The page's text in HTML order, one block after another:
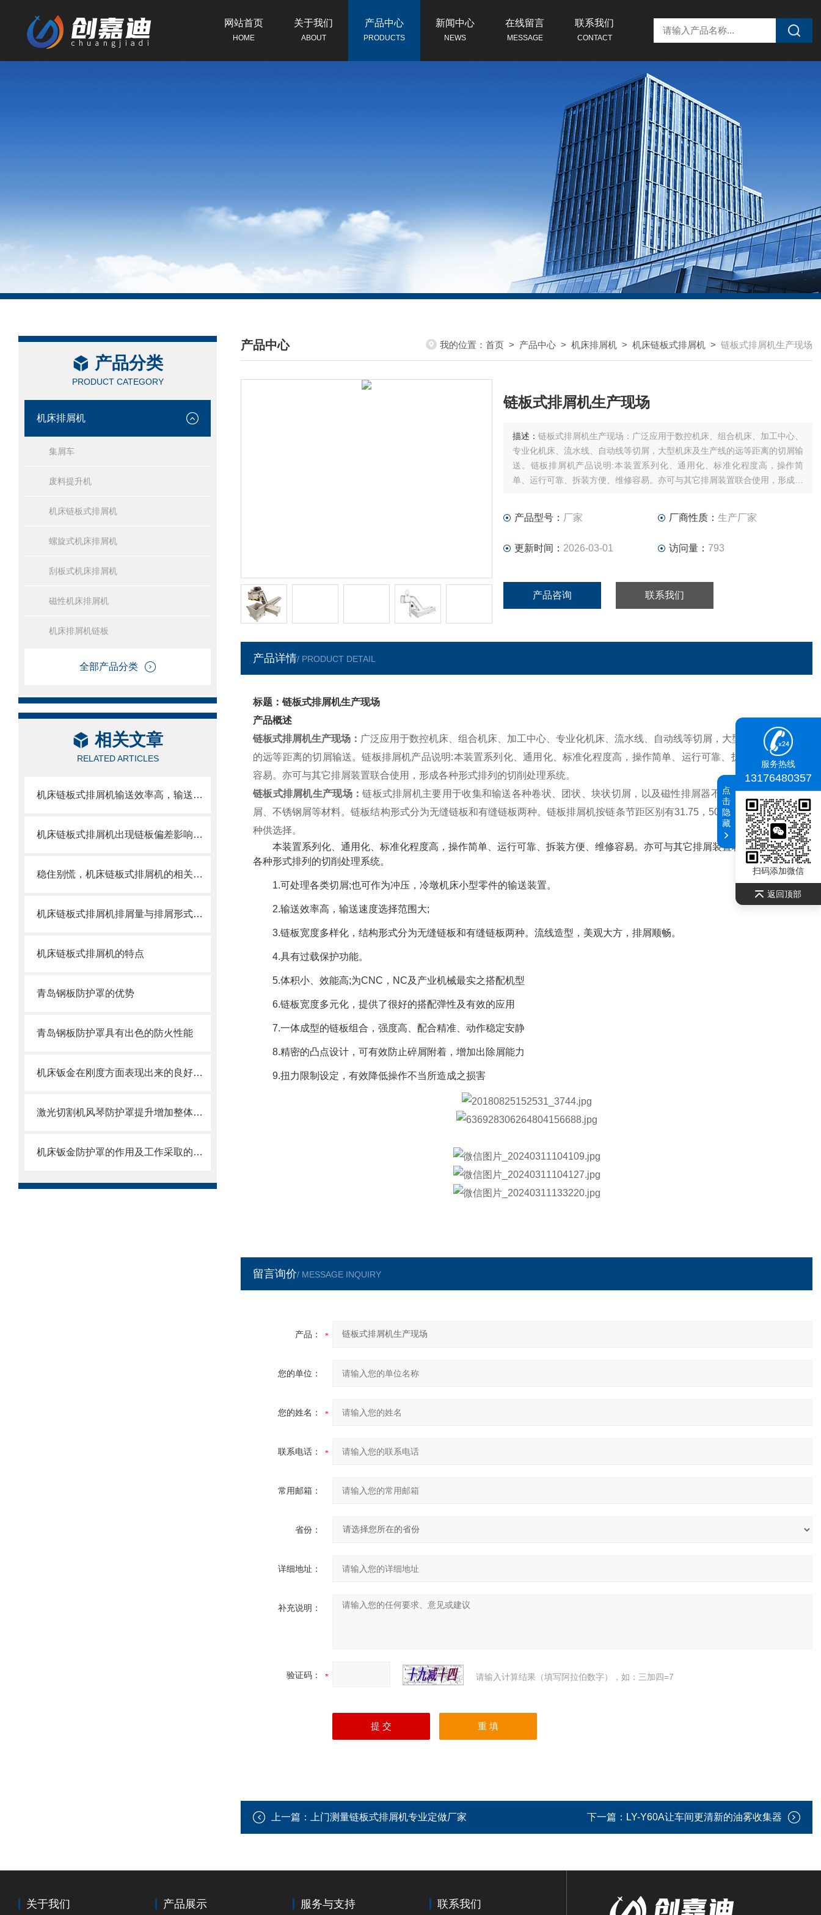
网站首页
HOME
关于我们
ABOUT
产品中心
PRODUCTS
新闻中心
NEWS
在线留言
MESSAGE
联系我们
CONTACT
产品分类
PRODUCT CATEGORY
机床排屑机
集屑车
废料提升机
机床链板式排屑机
螺旋式机床排屑机
刮板式机床排屑机
磁性机床排屑机
机床排屑机链板
全部产品分类
相关文章
RELATED ARTICLES
机床链板式排屑机输送效率高，输送速度选择范围大
机床链板式排屑机出现链板偏差影响效率了怎么办？
稳住别慌，机床链板式排屑机的相关信息马上来
机床链板式排屑机排屑量与排屑形式有很大关系
机床链板式排屑机的特点
青岛钢板防护罩的优势
青岛钢板防护罩具有出色的防火性能
机床钣金在刚度方面表现出来的良好特性
激光切割机风琴防护罩提升增加整体机床的价值
机床钣金防护罩的作用及工作采取的方法
产品中心
/ PRODUCTS CENTER
我的位置： 首页 > 产品中心 > 机床排屑机 > 机床链板式排屑机 > 链板式排屑机生产现场
链板式排屑机生产现场
描述： 链板式排屑机生产现场：广泛应用于数控机床、组合机床、加工中心、
专业化机床、流水线、自动线等切屑，大型机床及生产线的远等距离的切屑输
送。链板排屑机产品说明:本装置系列化、通用化、标准化程度高，操作简
单、运行可靠、拆装方便、维修容易。亦可与其它排屑装置联合使用，形成各
产品型号： 厂家 厂商性质： 生产厂家
更新时间： 2026-03-01 访问量： 793
产品咨询 联系我们
产品详情/ PRODUCT DETAIL
标题：链板式排屑机生产现场
产品概述
链板式排屑机生产现场 ： 广泛应用于数控机床、组合机床、加工中心、专业化机床、流水线、自动线等切屑，大型机床及生产线
的远等距离的切屑输送。链板排屑机产品说明:本装置系列化、通用化、标准化程度高，操作简单、运行可靠、拆装方便、维修
容易。亦可与其它排屑装置联合使用，形成各种形式排列的切削处理系统。
链板式排屑机生产现场：链板式排屑机主要用于收集和输送各种卷状、团状、块状切屑，以及磁性排屑器不能解决的铜屑、铝
屑、不锈钢屑等材料。链板结构形式分为无缝链板和有缝链板两种。链板排屑机按链条节距区别有31.75，50.8，63.5，101.6几
种供选择。
本装置系列化、通用化、标准化程度高，操作简单、运行可靠、拆装方便、维修容易。亦可与其它排屑装置联合使用，形成
各种形式排列的切削处理系统。
1.可处理各类切屑;也可作为冲压，冷墩机床小型零件的输送装置。
2.输送效率高，输送速度选择范围大;
3.链板宽度多样化，结构形式分为无缝链板和有缝链板两种。流线造型，美观大方，排屑顺畅。
4.具有过载保护功能。
5.体积小、效能高;为CNC，NC及产业机械最实之搭配机型
6.链板宽度多元化，提供了很好的搭配弹性及有效的应用
7.一体成型的链板组合，强度高、配合精准、动作稳定安静
8.精密的凸点设计，可有效防止碎屑附着，增加出除屑能力
9.扭力限制设定，有效降低操作不当所造成之损害
留言询价/ MESSAGE INQUIRY
产品：
您的单位：
您的姓名：
联系电话：
常用邮箱：
省份：
详细地址：
补充说明：
验证码： 请输入计算结果（填写阿拉伯数字），如：三加四=7
上一篇： 上门测量链板式排屑机专业定做厂家 下一篇： LY-Y60A让车间更清新的油雾收集器
关于我们 产品展示 服务与支持 联系我们
服务热线
13176480357
扫码添加微信
返回顶部
点
击
隐
藏